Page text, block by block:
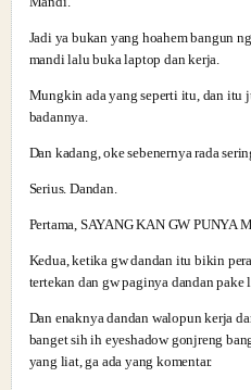
Jadi ya bukan yang hoahem bangun
mandi lalu buka laptop dan kerja.
Mungkin ada yang seperti itu, dan itu
badannya.
Dan kadang, oke sebenernya rada
Serius. Dandan.
Pertama, SAYANG KAN GW PUNYA
Kedua, ketika gw dandan itu bikin
tertekan dan gw paginya dandan
Dan enaknya dandan walopun kerja
banget sih ih eyeshadow gonjreng
yang liat, ga ada yang komentar.